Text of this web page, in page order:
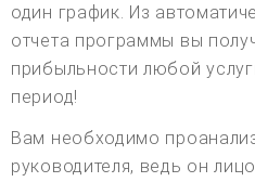
один график. Из
отчета программы вы
прибыльности любой
период!
Вам необходимо
руководителя, ведь он